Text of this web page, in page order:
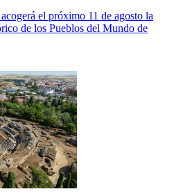
el próximo 11 de agosto la
de los Pueblos del Mundo de